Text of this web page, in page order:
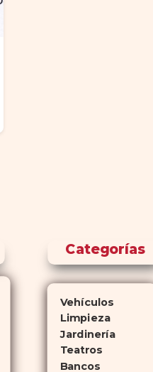
Categorías
Vehículos
Limpieza
Jardinería
Teatros
Bancos